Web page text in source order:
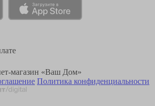
магазин «Ваш Дом»
Политика конфиденциальности